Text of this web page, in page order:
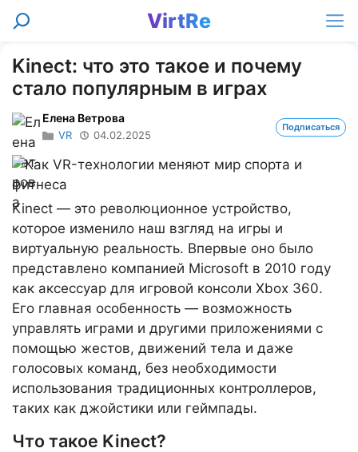
Перейти
VirtRe
Поиск
Kinect: что это такое и почему
стало популярным в играх
Елена Ветрова
VR 04.02.2025
Подписаться
Kinect — это революционное устройство,
которое изменило наш взгляд на игры и
виртуальную реальность. Впервые оно было
представлено компанией Microsoft в 2010 году
как аксессуар для игровой консоли Xbox 360.
Его главная особенность — возможность
управлять играми и другими приложениями с
помощью жестов, движений тела и даже
голосовых команд, без необходимости
использования традиционных контроллеров,
таких как джойстики или геймпады.
Что такое Kinect?